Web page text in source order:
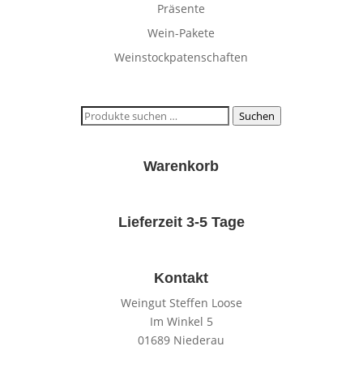
Präsente
Wein-Pakete
Weinstockpatenschaften
Suchen
Suchen
Warenkorb
Lieferzeit 3-5 Tage
Kontakt
Weingut Steffen Loose
Im Winkel 5
01689 Niederau